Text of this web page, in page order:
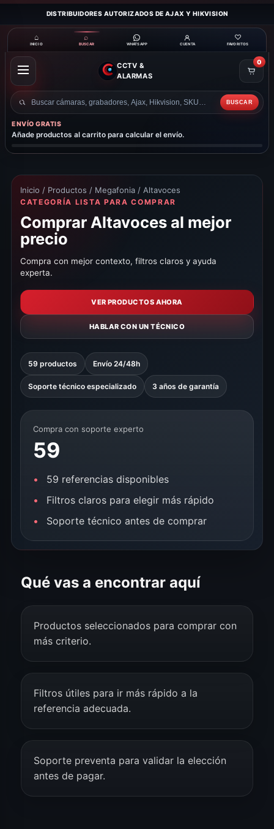
DISTRIBUIDORES AUTORIZADOS DE AJAX Y HIKVISION
⌂
INICIO
⌕
BUSCAR WHATSAPP CUENTA
♡
FAVORITOS
ABRIR
MENÚ
CCTV &
ALARMAS
Buscar
productos
BUSCAR
0
ENVÍO GRATIS
Añade productos al carrito para calcular el envío.
Inicio / Productos / Megafonia / Altavoces
CATEGORÍA LISTA PARA COMPRAR
Comprar Altavoces al mejor
precio
Compra con mejor contexto, filtros claros y ayuda
experta.
VER PRODUCTOS AHORA
HABLAR CON UN TÉCNICO
59 productos Envío 24/48h
Soporte técnico especializado 3 años de garantía
Compra con soporte experto
59
59 referencias disponibles
Filtros claros para elegir más rápido
Soporte técnico antes de comprar
Qué vas a encontrar aquí
Productos seleccionados para comprar con
más criterio.
Filtros útiles para ir más rápido a la
referencia adecuada.
Soporte preventa para validar la elección
antes de pagar.